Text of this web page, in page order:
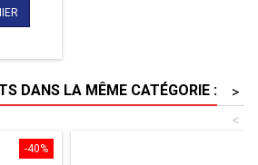
résistantes et renforcées.
sont
et
du
DANS LA MÊME CATÉGORIE :
>
<
-40%